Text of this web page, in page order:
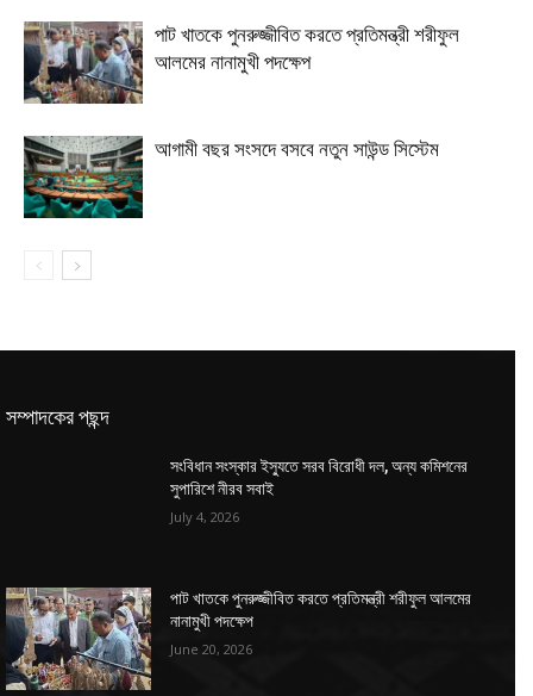
পাট খাতকে পুনরুজ্জীবিত করতে প্রতিমন্ত্রী শরীফুল
আলমের নানামুখী পদক্ষেপ
আগামী বছর সংসদে বসবে নতুন সাউন্ড সিস্টেম
সম্পাদকের পছন্দ
সংবিধান সংস্কার ইস্যুতে সরব বিরোধী দল, অন্য কমিশনের
সুপারিশে নীরব সবাই
July 4, 2026
পাট খাতকে পুনরুজ্জীবিত করতে প্রতিমন্ত্রী শরীফুল আলমের
নানামুখী পদক্ষেপ
June 20, 2026